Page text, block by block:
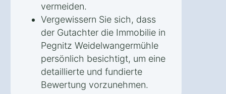
vermeiden.
Vergewissern Sie sich, dass
der Gutachter die Immobilie in
Pegnitz Weidelwangermühle
persönlich besichtigt, um eine
detaillierte und fundierte
Bewertung vorzunehmen.